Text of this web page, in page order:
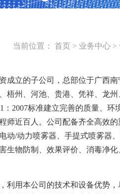
当前位置： 首页 > 业务中心 >
成立的子公司，总部位于广西
梧州、河池、贵港、凭祥、龙
：2007标准建立完善的质量、环
师近百人。公司配备齐全高效
动/动力喷雾器、手提式喷雾器
生物防制、效果评价、消毒净
利用本公司的技术和设备优势